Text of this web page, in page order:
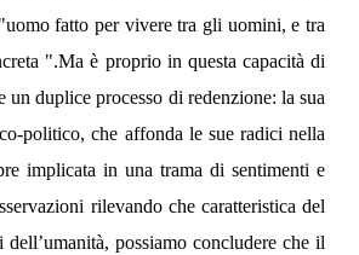
fatto per vivere tra gli uomini, e tra
".Ma è proprio in questa capacità di
duplice processo di redenzione: la sua
politico, che affonda le sue radici nella
implicata in una trama di sentimenti e
rilevando che caratteristica del
possiamo concludere che il